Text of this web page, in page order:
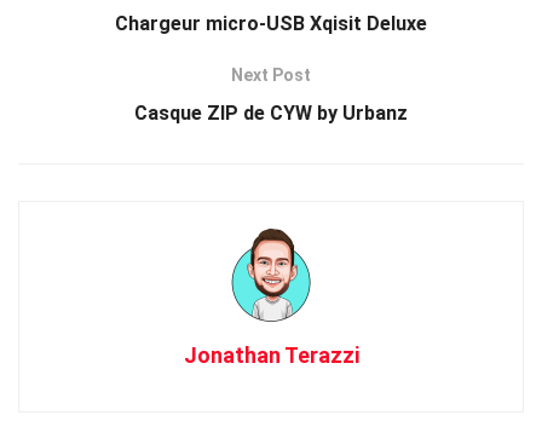
Chargeur micro-USB Xqisit Deluxe
Next Post
Casque ZIP de CYW by Urbanz
Jonathan Terazzi